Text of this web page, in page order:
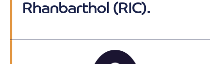
Rhanbarthol (RIC).